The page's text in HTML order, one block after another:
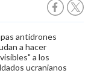
antidrones
a hacer
a los
ucranianos